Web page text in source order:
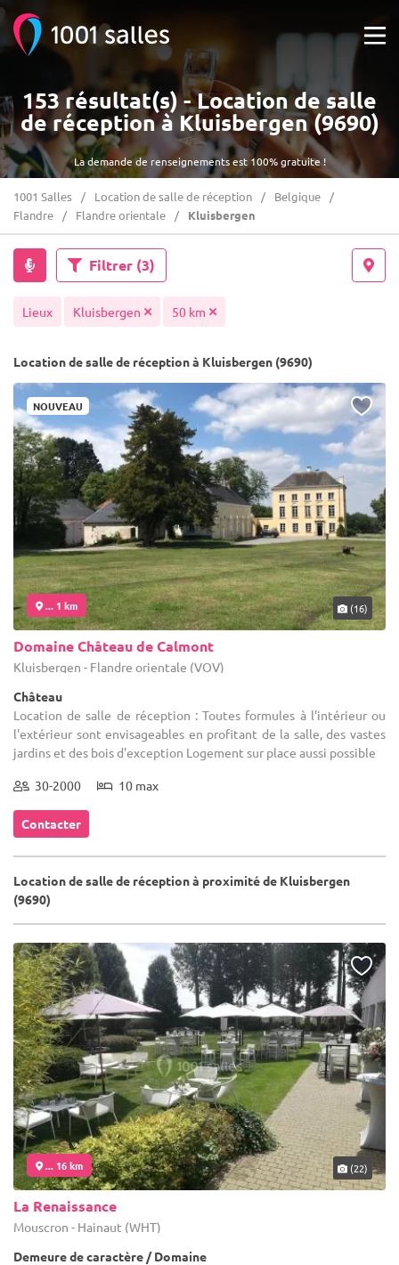
La demande de renseignements est 100% gratuite !
153 résultat(s) - Location de salle
de réception à Kluisbergen (9690)
1001 Salles Location de salle de réception
Belgique
Flandre
Flandre orientale Kluisbergen
Filtrer (3)
Lieux Kluisbergen 50 km
Location de salle de réception à Kluisbergen (9690)
NOUVEAU
... 1 km (16)
Domaine Château de Calmont
Kluisbergen - Flandre orientale (VOV)
Château
Location de salle de réception : Toutes formules à l'intérieur ou
l'extérieur sont envisageables en profitant de la salle, des vastes
jardins et des bois d'exception Logement sur place aussi possible
30-2000 10 max
Contacter
Location de salle de réception à proximité de Kluisbergen
(9690)
... 16 km (22)
La Renaissance
Mouscron - Hainaut (WHT)
Demeure de caractère / Domaine